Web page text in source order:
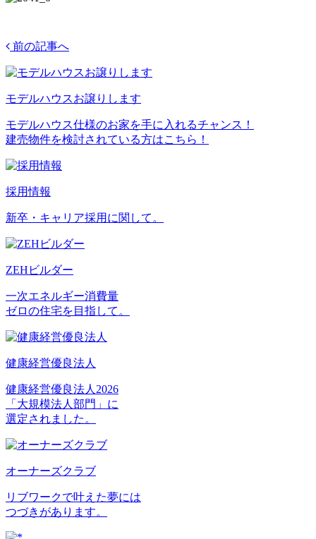
前の記事へ
モデルハウスお譲りします
モデルハウス仕様のお家を手に入れるチャンス！
建売物件を検討されている方はこちら！
採用情報
新卒・キャリア採用に関して。
ZEHビルダー
一次エネルギー消費量
ゼロの住宅を目指して。
健康経営優良法人
健康経営優良法人2026
「大規模法人部門」に
選定されました。
オーナーズクラブ
リブワークで叶えた夢には
つづきがあります。